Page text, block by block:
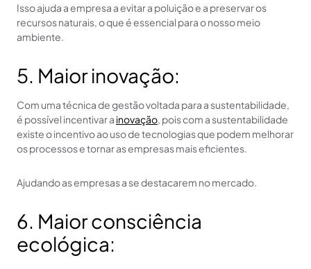
Isso ajuda a empresa a evitar a poluição e a preservar os
recursos naturais, o que é essencial para o nosso meio
ambiente.
5. Maior inovação:
Com uma técnica de gestão voltada para a sustentabilidade,
é possível incentivar a inovação, pois com a sustentabilidade
existe o incentivo ao uso de tecnologias que podem melhorar
os processos e tornar as empresas mais eficientes.
Ajudando as empresas a se destacarem no mercado.
6. Maior consciência
ecológica: